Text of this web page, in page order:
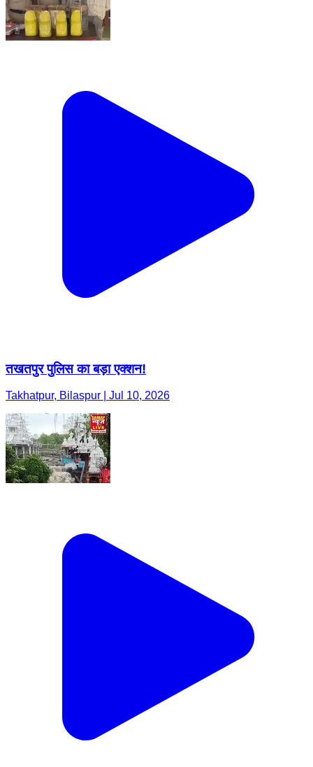
तखतपुर पुलिस का बड़ा एक्शन!
Takhatpur, Bilaspur | Jul 10, 2026